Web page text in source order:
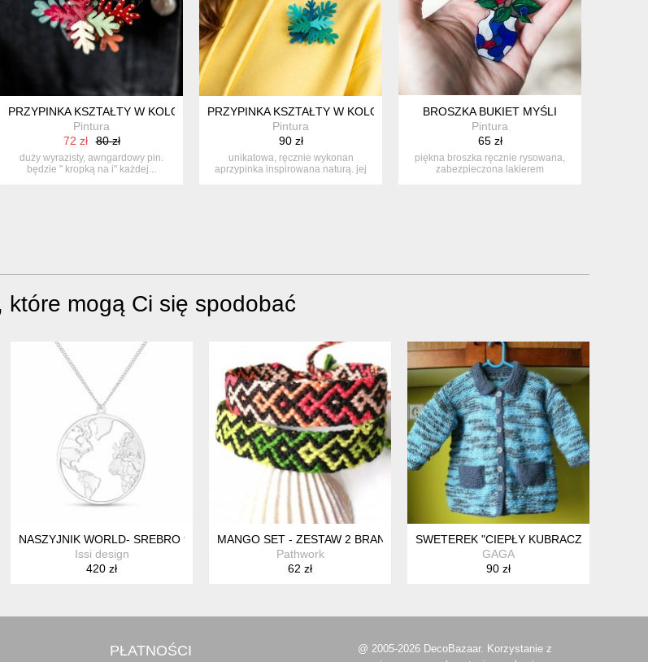
PRZYPINKA KSZTAŁTY W KOLORACH JESIENI
Pintura
72 zł
80 zł
duży wyrazisty, awngardowy pin.
będzie " kropką na i" każdej...
PRZYPINKA KSZTAŁTY W KOLORACH JESIENI
Pintura
90 zł
unikatowa, ręcznie wykonan
aprzypinka inspirowana naturą. jej
BROSZKA BUKIET MYŚLI
Pintura
65 zł
piękna broszka ręcznie rysowana,
zabezpieczona lakierem
które mogą Ci się spodobać
NASZYJNIK WORLD- SREBRO 925
Issi design
420 zł
MANGO SET - ZESTAW 2 BRANSOLETEK ETNO, PLECIONE BRANSOLETKI
Pathwork
62 zł
SWETEREK "CIEPŁY KUBRACZEK"
GAGA
90 zł
PŁATNOŚCI
@ 2005-2026 DecoBazaar. Korzystanie z